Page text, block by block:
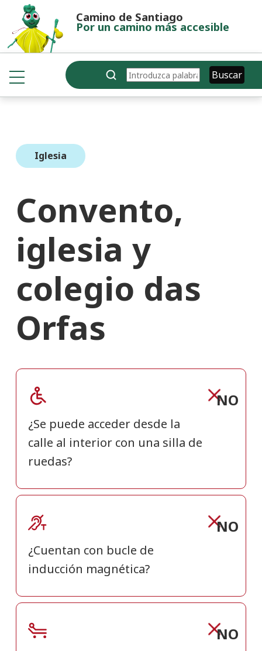
Pasar al contenido principal
Camino de Santiago
Por un camino más accesible
Buscar Buscar
Iglesia
Convento,
iglesia y
colegio das
Orfas
¿Se puede acceder desde la
calle al interior con una silla de
ruedas?
NO
¿Cuentan con bucle de
inducción magnética?
NO
NO